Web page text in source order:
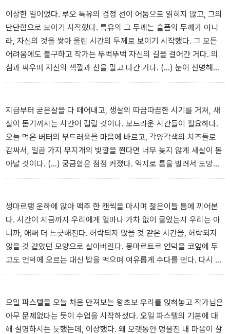
이상한 일이었다. 루오 특유의 검정 선이 어둠으로 읽히지 않고, 그의
단단함으로 보이기 시작했다. 특유의 그 두께는 슬픔의 두께가 아니
라, 자신의 것을 쌓아 올린 시간의 두께로 보이기 시작했다. 그 모든
어려움에도 불구하고 작가는 뚜벅뚜벅 자신의 길을 걸어간 거다. 의
심과 싸우며 자신의 색깔과 선을 밀고 나간 거다. (…) 눈이 선명해졌
다. 다리에 힘이 들어갔다. 찬물을 맞은 것처럼 정신이 또렷해졌다. 마
로운 감정은 바로 용기였다.
-<No. 5> 중
지금부터 굳은살을 다 떼어내고, 생살의 따끔따끔한 시기를 거쳐, 새
살이 돋기까지는 시간이 걸릴 것이다. 보드라운 시간들이 필요하다.
오늘 먹은 버터의 부드러움을 마음에 바르고, 각양각색의 치즈들로
감싸서, 일곱 가지 무지개의 빛깔을 쬔다면 너무 늦지 않게 새살이 돋
아날 것이다. (…) 궁금함은 점점 커졌다. 억지로 틈을 벌려서 도망치
듯 떠나는 여행이 아니라면 어떤 무늬의 여행이 될까. 돌아가야 하는
향으로 흐르게 될까. 살고 싶은 속도대로 살아도 되는 여행이라면, 내
가 살고 싶은 속도는 어떤 걸까. 그 속도를 열심히 찾아보자, 라고 쓰
려다가 멈춘다. 찾지 않아도 된다. 아무것도 안 해도 된다. 그래도 되
는 시간이다. 그래도 되는 시간을 내가 나에게 선물한 것이다.
-<No. 8> 중
생마르탱 운하에 앉아 맥주 한 캔씩을 마시며 젊은이들 틈에 끼어본
다. 시간이 지금까지 우리에게 얼마나 가차 없이 굴었는지 우리는 아
니까, 애써 더 느긋해진다. 허락되지 않을 것 같은 시간을, 허락되지
않을 것 같았던 모양으로 살아버린다. 몽마르트르 언덕을 코앞에 두
고도 언덕에 오르는 대신 밥을 먹으며 여유롭게 수다를 떤다. 다시 핫
핑크 원피스를 꺼내 입고 지베르니 모네의 정원에도 다 녀오고, 오베
밭과 고흐의 무덤에도 방문한다. 우아즈 강에서 짧게 피크닉도 한다.
뭘 하든 둘이서는 다 처음이었다. 처음이 벚꽃잎처럼 소복이 쌓인다.
-<No. 20> 중
오일 파스텔을 오늘 처음 만져보는 왕초보 우리를 앉혀놓고 작가님은
아무 문제없다는 듯이 수업을 시작하셨다. 오일 파스텔의 기본에 대
해 설명하시는 듯했는데, 이상했다. 왜 오랫동안 멍울진 내 마음이 살